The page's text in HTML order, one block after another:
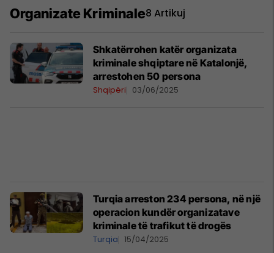
Organizate Kriminale8 Artikuj
Shkatërrohen katër organizata
kriminale shqiptare në Katalonjë,
arrestohen 50 persona
Shqipëri 03/06/2025
Turqia arreston 234 persona, në një
operacion kundër organizatave
kriminale të trafikut të drogës
Turqia 15/04/2025